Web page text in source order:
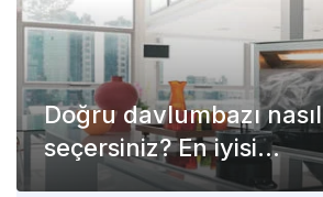
Doğru davlumbazı nasıl
seçersiniz? En iyisi
hangisi?